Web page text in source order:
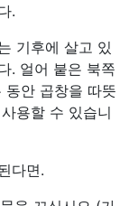
.
기후에 살고 있
. 얼어 붙은 북쪽
동안 곱창을 따뜻
용할 수 있습니
다면.